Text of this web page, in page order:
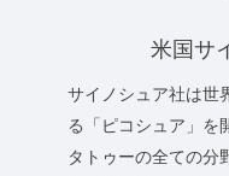
米国サ
サイノシュア社は世
る「ピコシュア」を
タトゥーの全ての分